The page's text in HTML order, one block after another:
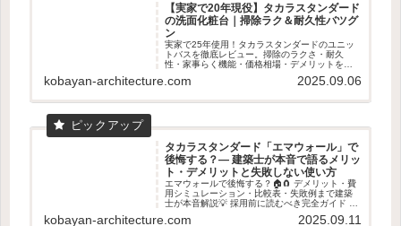
【実家で20年現役】タカラスタンダード
の洗面化粧台｜掃除ラク＆耐久性バツグ
ン
実家で25年使用！タカラスタンダードのユニッ
トバスを徹底レビュー。掃除のラクさ・耐久
性・家事らく機能・価格相場・デメリットを数
kobayan-architecture.com 2025.09.06
タカラスタンダード「エマウォール」で
後悔する？― 建築士が本音で語るメリッ
ト・デメリットと失敗しない使い方
エマウォールで後悔する？🏠🧲 デメリット・費
用シミュレーション・比較表・失敗例まで建築
士が本音解説💡 採用前に読むべき完全ガイド 👓
kobayan-architecture.com 2025.09.11